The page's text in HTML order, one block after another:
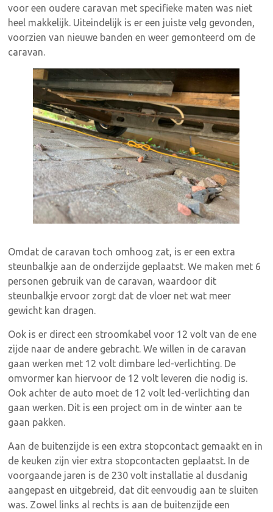
voor een oudere caravan met specifieke maten was niet
heel makkelijk. Uiteindelijk is er een juiste velg gevonden,
voorzien van nieuwe banden en weer gemonteerd om de
caravan.
Omdat de caravan toch omhoog zat, is er een extra
steunbalkje aan de onderzijde geplaatst. We maken met 6
personen gebruik van de caravan, waardoor dit
steunbalkje ervoor zorgt dat de vloer net wat meer
gewicht kan dragen.
Ook is er direct een stroomkabel voor 12 volt van de ene
zijde naar de andere gebracht. We willen in de caravan
gaan werken met 12 volt dimbare led-verlichting. De
omvormer kan hiervoor de 12 volt leveren die nodig is.
Ook achter de auto moet de 12 volt led-verlichting dan
gaan werken. Dit is een project om in de winter aan te
gaan pakken.
Aan de buitenzijde is een extra stopcontact gemaakt en in
de keuken zijn vier extra stopcontacten geplaatst. In de
voorgaande jaren is de 230 volt installatie al dusdanig
aangepast en uitgebreid, dat dit eenvoudig aan te sluiten
was. Zowel links al rechts is aan de buitenzijde een